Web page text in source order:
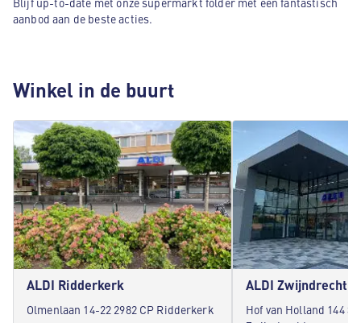
aanbod aan de beste acties.
Winkel in de buurt
ALDI Ridderkerk
Olmenlaan 14-22 2982 CP Ridderkerk
ALDI Zwijndrecht
Hof van Holland 144